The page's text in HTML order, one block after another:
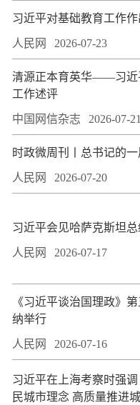
习近平对基础教育工作
人民网 2026-07-23
清源正本育英华——习近
工作述评
中国网信杂志 2026-07-21
时政微周刊丨总书记的
人民网 2026-07-20
习近平会见哈萨克斯坦
人民网 2026-07-17
《习近平谈治国理政》
纳举行
人民网 2026-07-16
习近平在上海考察时强
民城市理念 高质量推进